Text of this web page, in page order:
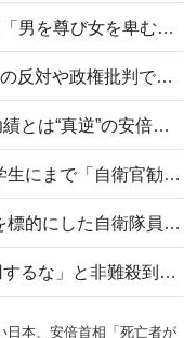
“男系男子の皇位継承”は明治期の創作！ 旧皇室典範策定時に「男を尊び女を卑むの慣習、人民の脳髄」とトンデモ論で女性天皇を否定
山里亮太が『DayDay.』で国会前の高市批判デモを「政策への反対や政権批判でない」と捻じ曲げ解説 デモ参加者から批判殺到
安倍晋三元首相の命日で高市首相は功績を賞賛したが……功績とは“真逆”の安倍元首相のトンデモ発言を振り返る
自衛隊リクルートは貧困層狙い撃ちだけではなかった！ 小学生にまで「自衛官勧誘」目的のパンフレット作成
「自衛隊は経済的に厳しい子が」は間違ってない！ 貧困層を標的にした自衛隊員募集、やす子、山上被告も…日本でも進む“経済的徴兵制”
高市首相がミュージックアワードに登壇で「音楽を政治利用するな」と非難殺到！ MAJの国策的本質を批判する声も
日本、安倍首相「死亡者が